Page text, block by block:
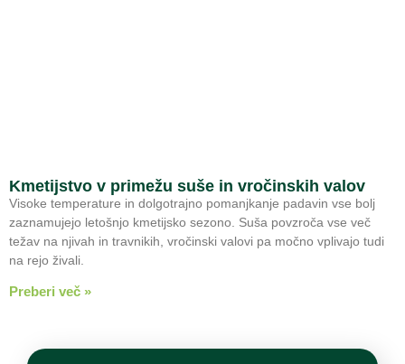
Kmetijstvo v primežu suše in vročinskih valov
Visoke temperature in dolgotrajno pomanjkanje padavin vse bolj
zaznamujejo letošnjo kmetijsko sezono. Suša povzroča vse več
težav na njivah in travnikih, vročinski valovi pa močno vplivajo tudi
na rejo živali.
Preberi več »